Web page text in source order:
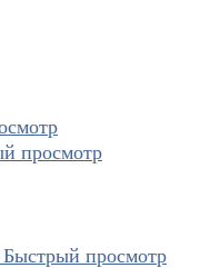
просмотр
Быстрый просмотр